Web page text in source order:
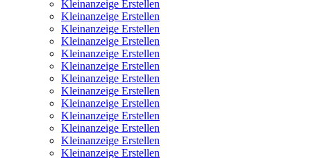
Kleinanzeige Erstellen
Kleinanzeige Erstellen
Kleinanzeige Erstellen
Kleinanzeige Erstellen
Kleinanzeige Erstellen
Kleinanzeige Erstellen
Kleinanzeige Erstellen
Kleinanzeige Erstellen
Kleinanzeige Erstellen
Kleinanzeige Erstellen
Kleinanzeige Erstellen
Kleinanzeige Erstellen
Kleinanzeige Erstellen